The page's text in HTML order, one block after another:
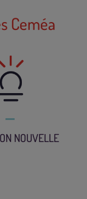
Ceméa
NOUVELLE